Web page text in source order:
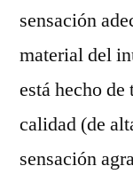
sensación
material del
está hecho
calidad (de
sensación